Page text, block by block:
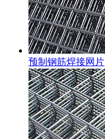
预制钢筋焊接网片